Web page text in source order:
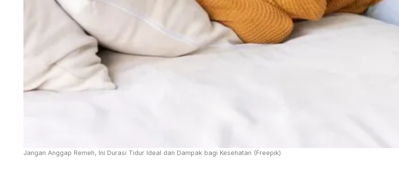
Jangan Anggap Remeh, Ini Durasi Tidur Ideal dan Dampak bagi Kesehatan (Freepik)